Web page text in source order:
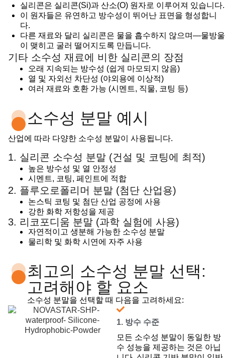
실리콘은 실리콘(Si)과 산소(O) 원자로 이루어져 있습니다.
이 원자들은 유연하고 방수성이 뛰어난 표면을 형성합니
다.
다른 재료와 달리 실리콘은 물을 흡수하지 않으며—물방울
이 맺히고 굴러 떨어지도록 만듭니다.
기타 소수성 재료에 비한 실리콘의 장점
오래 지속되는 방수성 (쉽게 마모되지 않음)
열 및 자외선 차단성 (야외용에 이상적)
여러 재료와 호환 가능 (시멘트, 직물, 코팅 등)
소수성 분말 예시
산업에 따라 다양한 소수성 분말이 사용됩니다.
1. 실리콘 소수성 분말 (건설 및 코팅에 최적)
높은 방수성 및 열 안정성
시멘트, 코팅, 페인트에 적합
2. 플루오로폴리머 분말 (첨단 산업용)
논스틱 코팅 및 첨단 산업 공정에 사용
강한 화학 저항성을 제공
3. 리코포디움 분말 (과학 실험에 사용)
자연적이고 생분해 가능한 소수성 분말
물리학 및 화학 시연에 자주 사용
최고의 소수성 분말 선택:
고려해야 할 요소
소수성 분말을 선택할 때 다음을 고려하세요:
1. 방수 수준
모든 소수성 분말이 동일한 방
수 성능을 제공하는 것은 아닙